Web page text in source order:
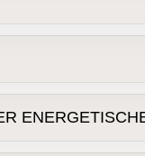
oder die
lokale
Fenster